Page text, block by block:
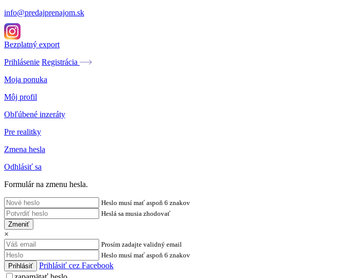
info@predajprenajom.sk
Bezplatný export
Prihlásenie Registrácia
Moja ponuka
Môj profil
Obľúbené inzeráty
Pre realitky
Zmena hesla
Odhlásiť sa
Formulár na zmenu hesla.
Heslo musí mať aspoň 6 znakov
Heslá sa musia zhodovať
Zmeniť
×
Prosím zadajte validný email
Heslo musí mať aspoň 6 znakov
Prihlásiť cez Facebook